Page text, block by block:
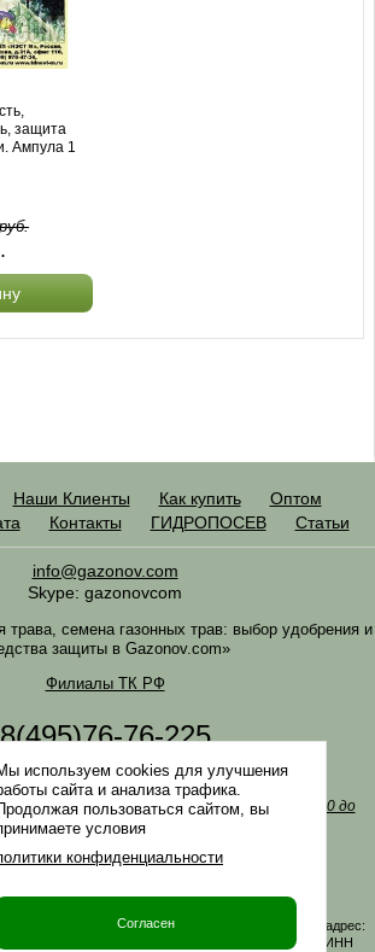
защита
Ампула 1
Наши Клиенты Как купить
Оптом
Контакты ГИДРОПОСЕВ Статьи
info@gazonov.com
Skype: gazonovcom
трава, семена газонных трав: выбор удобрения и
защиты в Gazonov.com»
Филиалы ТК РФ
8(495)76-76-225
8(985)76-76-335
почтаinfo@gazonov.com
четверг с 10:00 до 18:00, пятница - с 10:00 до
17:00
Наши награды и письма
конфиденциальности
Заказать обратный звонок
ответственностью «ГАЗОНОВКОМ» Юридический адрес:
ш., д. 100, стр. 2, этаж 01, помещение 3106 ИНН
используем cookies для улучшения
сайта и анализа трафика.
пользоваться сайтом, вы
условия
конфиденциальности
Согласен